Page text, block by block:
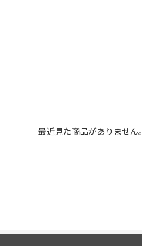
最近見た商品がありません。